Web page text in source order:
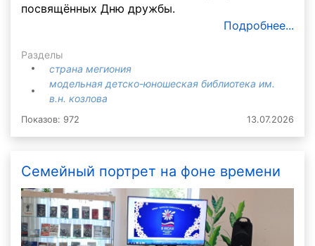
посвящённых Дню дружбы.
Подробнее...
Разделы
страна мегиония
модельная детско-юношеская библиотека им.
в.н. козлова
Показов: 972 13.07.2026
Семейный портрет на фоне времени